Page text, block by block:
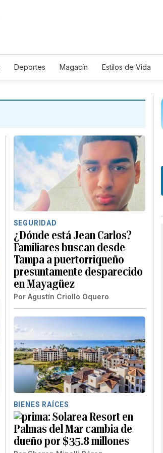
Deportes Magacín Estilos de Vida
SEGURIDAD
¿Dónde está Jean Carlos?
Familiares buscan desde
Tampa a puertorriqueño
presuntamente desparecido
en Mayagüez
Por Agustín Criollo Oquero
BIENES RAÍCES
Solarea Resort en
Palmas del Mar cambia de
dueño por $35.8 millones